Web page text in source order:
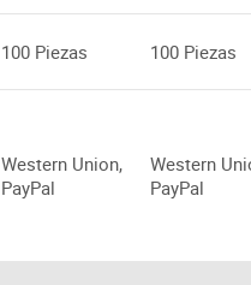
100 Piezas 100 Piezas
Western Union,
PayPal
Western
PayPal